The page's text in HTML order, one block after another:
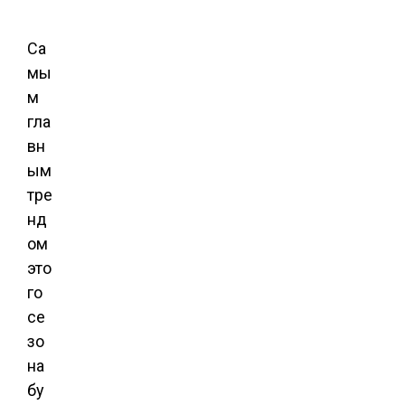
Са
мы
м
гла
вн
ым
тре
нд
ом
это
го
се
зо
на
бу